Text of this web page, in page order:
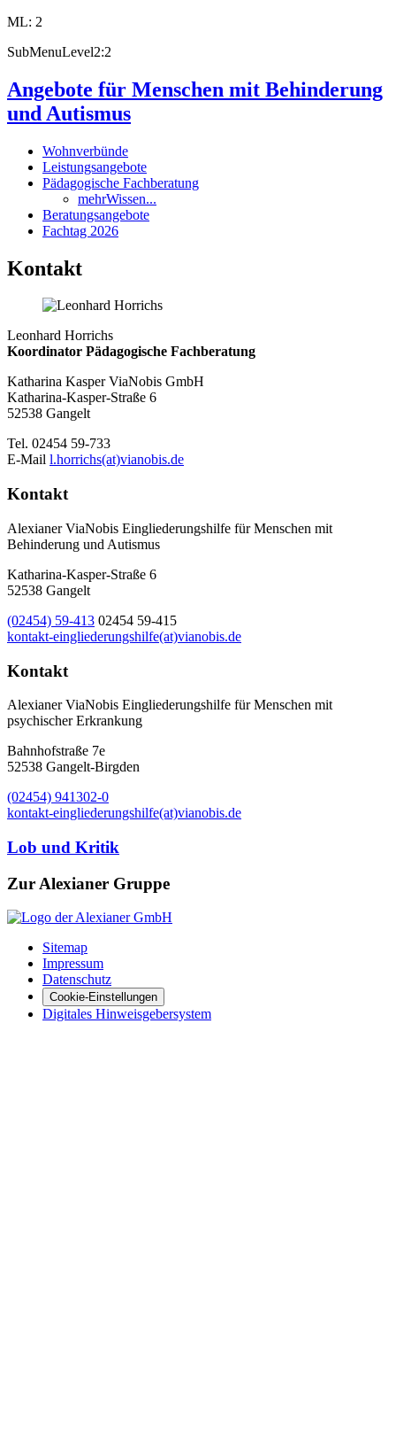
ML: 2
SubMenuLevel2:2
Angebote für Menschen mit Behinderung
und Autismus
Wohnverbünde
Leistungsangebote
Pädagogische Fachberatung
mehrWissen...
Beratungsangebote
Fachtag 2026
Kontakt
Leonhard Horrichs
Koordinator Pädagogische Fachberatung
Katharina Kasper ViaNobis GmbH
Katharina-Kasper-Straße 6
52538 Gangelt
Tel. 02454 59-733
E-Mail l.horrichs(at)vianobis.de
Kontakt
Alexianer ViaNobis Eingliederungshilfe für Menschen mit
Behinderung und Autismus
Katharina-Kasper-Straße 6
52538 Gangelt
(02454) 59-413 02454 59-415
kontakt-eingliederungshilfe(at)vianobis.de
Kontakt
Alexianer ViaNobis Eingliederungshilfe für Menschen mit
psychischer Erkrankung
Bahnhofstraße 7e
52538 Gangelt-Birgden
(02454) 941302-0
kontakt-eingliederungshilfe(at)vianobis.de
Lob und Kritik
Zur Alexianer Gruppe
Sitemap
Impressum
Datenschutz
Cookie-Einstellungen
Digitales Hinweisgebersystem